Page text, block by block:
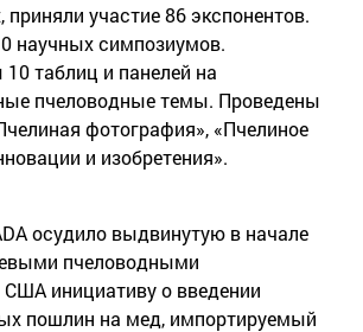
приняли участие 86 экспонентов.
научных симпозиумов.
таблиц и панелей на
пчеловодные темы. Проведены
фотография», «Пчелиное
и изобретения».
осудило выдвинутую в начале
пчеловодными
инициативу о введении
пошлин на мед, импортируемый